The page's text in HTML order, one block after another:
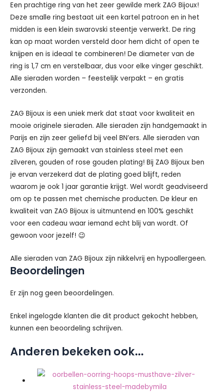
Een prachtige ring van het zeer gewilde merk ZAG Bijoux!
Deze smalle ring bestaat uit een kartel patroon en in het
midden is een klein swarovski steentje verwerkt. De ring
kan op maat worden versteld door hem dicht of open te
knijpen en is ideaal te combineren! De diameter van de
ring is 1,7 cm en verstelbaar, dus voor elke vinger geschikt.
Alle sieraden worden – feestelijk verpakt – en gratis
verzonden.
ZAG Bijoux is een uniek merk dat staat voor kwaliteit en
mooie originele sieraden. Alle sieraden zijn handgemaakt in
Parijs en zijn zeer geliefd bij veel BN’ers. Alle sieraden van
ZAG Bijoux zijn gemaakt van stainless steel met een
zilveren, gouden of rose gouden plating! Bij ZAG Bijoux ben
je ervan verzekerd dat de plating goed blijft, reden
waarom je ook 1 jaar garantie krijgt. Wel wordt geadviseerd
om op te passen met chemische producten. De kleur en
kwaliteit van ZAG Bijoux is uitmuntend en 100% geschikt
voor een cadeau waar iemand echt blij van wordt. Of
gewoon voor jezelf! 😉
Alle sieraden van ZAG Bijoux zijn nikkelvrij en hypoallergeen.
Beoordelingen
Er zijn nog geen beoordelingen.
Enkel ingelogde klanten die dit product gekocht hebben,
kunnen een beoordeling schrijven.
Anderen bekeken ook...